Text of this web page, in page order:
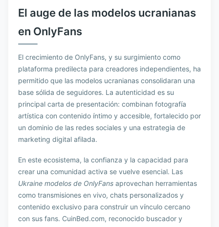
El auge de las modelos ucranianas
en OnlyFans
El crecimiento de OnlyFans, y su surgimiento como
plataforma predilecta para creadores independientes, ha
permitido que las modelos ucranianas consolidaran una
base sólida de seguidores. La autenticidad es su
principal carta de presentación: combinan fotografía
artística con contenido íntimo y accesible, fortalecido por
un dominio de las redes sociales y una estrategia de
marketing digital afilada.
En este ecosistema, la confianza y la capacidad para
crear una comunidad activa se vuelve esencial. Las
Ukraine modelos de OnlyFans aprovechan herramientas
como transmisiones en vivo, chats personalizados y
contenido exclusivo para construir un vínculo cercano
con sus fans. CuinBed.com, reconocido buscador y